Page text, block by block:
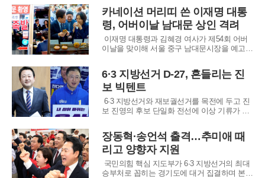
조준하며 선거판이 급격히 냉각되고 있다. 그
동안 상대 후보에 대한 인신공격성 공세를 자
제하며 정책 중심의 선거 운동을 펼쳐온 전 후
보 측이 이례적으로 강도 높은 논평을 내놓은
것이다.
카네이션 머리띠 쓴 이재명 대통
령, 어버이날 남대문 상인 격려
이재명 대통령과 김혜경 여사가 제54회 어버
이날을 맞이해 서울 중구 남대문시장을 예고
따르면 대통령 부부는 이날 오전 공식 기념식
일정을 마친 뒤 곧바로 시장으로 향했다. 이번
방문은 최근 중동 지역의 불안정한 정세로 인
해 경기 침체 우려가 커진 상황에서, 어려움을
6·3 지방선거 D-27, 흔들리는 진
보 빅텐트
6·3 지방선거와 재보궐선거를 목전에 두고 진
보 진영의 후보 단일화 전선에 이상 기류가 포
침을 중앙당 차원의 전략적 결정에서 개별 후
보들의 자율적 판단으로 선회하면서 야권 내
긴장감이 고조되고 있다. 이는 사실상 중앙당
이 연대 협상에서 손을 떼겠다는 신호로 해석
되어,
장동혁·송언석 출격…추미애 때
리고 양향자 지원
국민의힘 핵심 지도부가 6·3 지방선거의 최대
승부처로 꼽히는 경기도에 대거 집결하며 본격